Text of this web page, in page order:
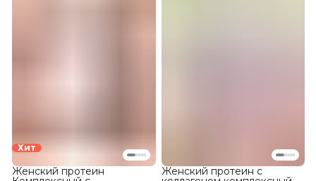
Хит
Женский протеин Женский протеин с